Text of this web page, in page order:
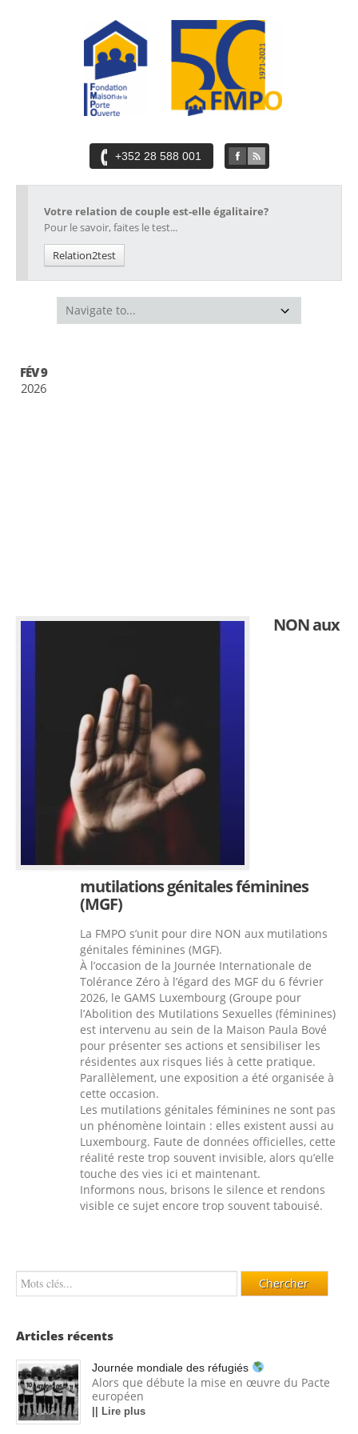
+352 28 588 001
Votre relation de couple est-elle égalitaire?
Pour le savoir, faites le test...
Relation2test
FÉV 9
2026
NON aux
mutilations génitales féminines
(MGF)
La FMPO s’unit pour dire NON aux mutilations
génitales féminines (MGF).
À l’occasion de la Journée Internationale de
Tolérance Zéro à l’égard des MGF du 6 février
2026, le GAMS Luxembourg (Groupe pour
l’Abolition des Mutilations Sexuelles (féminines)
est intervenu au sein de la Maison Paula Bové
pour présenter ses actions et sensibiliser les
résidentes aux risques liés à cette pratique.
Parallèlement, une exposition a été organisée à
cette occasion.
Les mutilations génitales féminines ne sont pas
un phénomène lointain : elles existent aussi au
Luxembourg. Faute de données officielles, cette
réalité reste trop souvent invisible, alors qu’elle
touche des vies ici et maintenant.
Informons nous, brisons le silence et rendons
visible ce sujet encore trop souvent tabouisé.
Articles récents
Journée mondiale des réfugiés
Alors que débute la mise en œuvre du Pacte
européen
|| Lire plus